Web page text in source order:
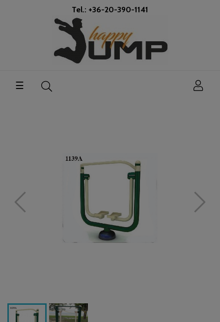
Tel.: +36-20-390-1141
Toggle
navigation
☰